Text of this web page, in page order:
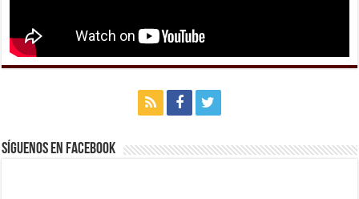
Síguenos en Facebook